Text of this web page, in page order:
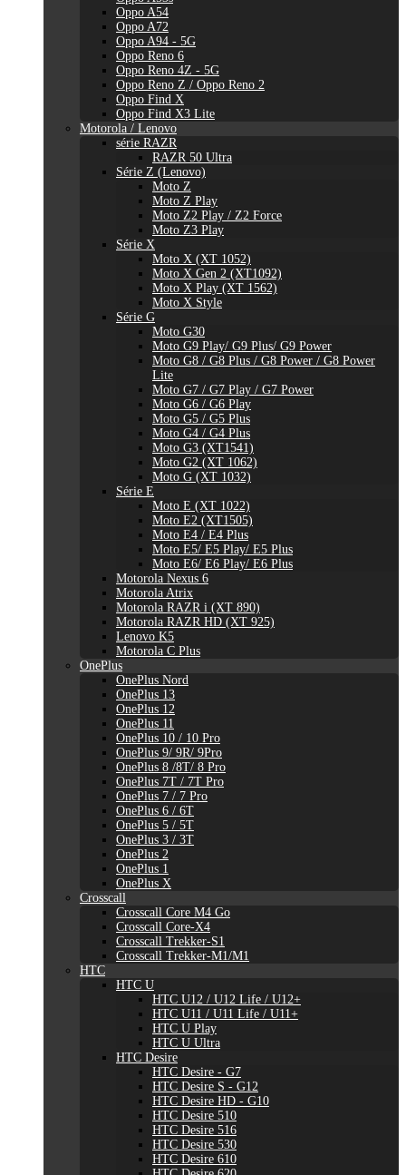
Oppo A54
Oppo A72
Oppo A94 - 5G
Oppo Reno 6
Oppo Reno 4Z - 5G
Oppo Reno Z / Oppo Reno 2
Oppo Find X
Oppo Find X3 Lite
Motorola / Lenovo
série RAZR
RAZR 50 Ultra
Série Z (Lenovo)
Moto Z
Moto Z Play
Moto Z2 Play / Z2 Force
Moto Z3 Play
Série X
Moto X (XT 1052)
Moto X Gen 2 (XT1092)
Moto X Play (XT 1562)
Moto X Style
Série G
Moto G30
Moto G9 Play/ G9 Plus/ G9 Power
Moto G8 / G8 Plus / G8 Power / G8 Power
Lite
Moto G7 / G7 Play / G7 Power
Moto G6 / G6 Play
Moto G5 / G5 Plus
Moto G4 / G4 Plus
Moto G3 (XT1541)
Moto G2 (XT 1062)
Moto G (XT 1032)
Série E
Moto E (XT 1022)
Moto E2 (XT1505)
Moto E4 / E4 Plus
Moto E5/ E5 Play/ E5 Plus
Moto E6/ E6 Play/ E6 Plus
Motorola Nexus 6
Motorola Atrix
Motorola RAZR i (XT 890)
Motorola RAZR HD (XT 925)
Lenovo K5
Motorola C Plus
OnePlus
OnePlus Nord
OnePlus 13
OnePlus 12
OnePlus 11
OnePlus 10 / 10 Pro
OnePlus 9/ 9R/ 9Pro
OnePlus 8 /8T/ 8 Pro
OnePlus 7T / 7T Pro
OnePlus 7 / 7 Pro
OnePlus 6 / 6T
OnePlus 5 / 5T
OnePlus 3 / 3T
OnePlus 2
OnePlus 1
OnePlus X
Crosscall
Crosscall Core M4 Go
Crosscall Core-X4
Crosscall Trekker-S1
Crosscall Trekker-M1/M1
HTC
HTC U
HTC U12 / U12 Life / U12+
HTC U11 / U11 Life / U11+
HTC U Play
HTC U Ultra
HTC Desire
HTC Desire - G7
HTC Desire S - G12
HTC Desire HD - G10
HTC Desire 510
HTC Desire 516
HTC Desire 530
HTC Desire 610